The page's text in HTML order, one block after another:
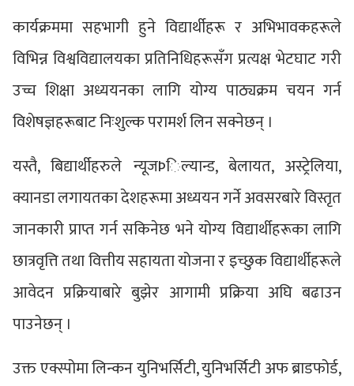
कार्यक्रममा सहभागी हुने विद्यार्थीहरू र अभिभावकहरूले
विभिन्न विश्वविद्यालयका प्रतिनिधिहरूसँग प्रत्यक्ष भेटघाट गरी
उच्च शिक्षा अध्ययनका लागि योग्य पाठ्यक्रम चयन गर्न
विशेषज्ञहरूबाट निःशुल्क परामर्श लिन सक्नेछन् ।
यस्तै, बिद्यार्थीहरुले न्यूजÞिल्यान्ड, बेलायत, अस्ट्रेलिया,
क्यानडा लगायतका देशहरूमा अध्ययन गर्ने अवसरबारे विस्तृत
जानकारी प्राप्त गर्न सकिनेछ भने योग्य विद्यार्थीहरूका लागि
छात्रवृत्ति तथा वित्तीय सहायता योजना र इच्छुक विद्यार्थीहरूले
आवेदन प्रक्रियाबारे बुझेर आगामी प्रक्रिया अघि बढाउन
पाउनेछन् ।
उक्त एक्स्पोमा लिन्कन युनिभर्सिटी, युनिभर्सिटी अफ ब्राडफोर्ड,